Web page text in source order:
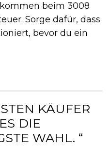
beim 3008
Sorge dafür, dass
bevor du ein
KÄUFER
DIE
WAHL. “